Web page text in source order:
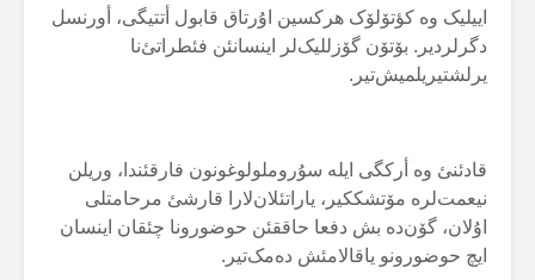
اییلیک وە کؤتۆلۆک هرکسین اۇرتاق قابول أتتیگی، أورنسل
دگرلردیر. بۆتۆن گۆزللیک‌لر اینسانئن فئطراتئ‌نا
یرلشتیریلمیش‌تیر.
قادئنئ وە أرکگی ایلە سۇروملولوغونون فارقئندا، وریلن
نیعمت‌لرە مۆتشککیر، یاراتئلان‌لارا قارشئ مرحامتلی
اۇلان، گۆن‌دە بش دفعا حاققئن حوضورونا چئقان اینسان
ایچ حوضورونو یاقالامئش دەمک‌تیر.